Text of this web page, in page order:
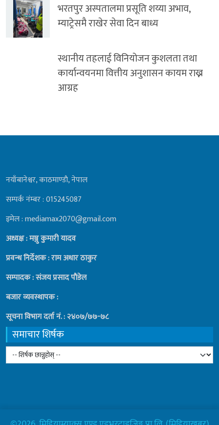
भरतपुर अस्पतालमा प्रसूति शय्या अभाव,
म्याट्रेसमै राखेर सेवा दिन बाध्य
स्थानीय तहलाई विनियोजन कुशलता तथा
कार्यान्वयनमा वित्तीय अनुशासन कायम राख्न
आग्रह
नयाँबानेश्वर, काठमाण्डाै, नेपाल
सम्पर्क नंम्बर : 015245087
इमेल : mediamax2070@gmail.com
अध्यक्ष : मञ्जु कुमारी यादव
प्रवन्ध निर्देशक : राम अधार ठाकुर
सम्पादक : संजय प्रसाद पाैडेल
बजार व्यवस्थापक :
सूचना विभाग दर्ता नं. : २४०७/७७-७८
समाचार शिर्षक